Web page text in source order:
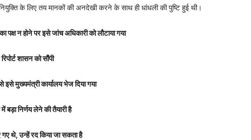
नियुक्ति के लिए तय मानकों की अनदेखी करने के साथ ही धांधली की पुष्टि हुई थी।
पक्ष न होने पर इसे जांच अधिकारी को लौटाया गया
शासन को सौंपी
इसे मुख्यमंत्री कार्यालय भेज दिया गया
बड़ा निर्णय लेने की तैयारी है
गए थे, उन्हें रद किया जा सकता है